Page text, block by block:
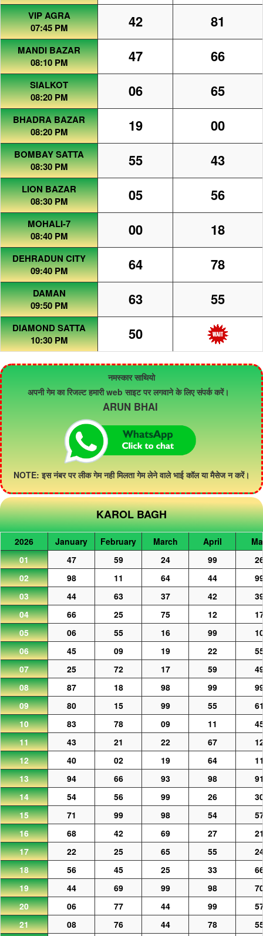
VIP AGRA
07:45 PM
42 81
MANDI BAZAR
08:10 PM
47 66
SIALKOT
08:20 PM
06 65
BHADRA BAZAR
08:20 PM
19 00
BOMBAY SATTA
08:30 PM
55 43
LION BAZAR
08:30 PM
05 56
MOHALI-7
08:40 PM
00 18
DEHRADUN CITY
09:40 PM
64 78
DAMAN
09:50 PM
63 55
DIAMOND SATTA
10:30 PM
50
नमस्कार साथियो
अपनी गेम का रिजल्ट हमारी web साइट पर लगवाने के लिए संपर्क करें।
ARUN BHAI
NOTE: इस नंबर पर लीक गेम नही मिलता गेम लेने वाले भाई कॉल या मैसेज न करें।
KAROL BAGH
2026 January February March April
01
47 59 24 99
02
98 11 64 44
03
44 63 37 42
04
66 25 75 12
05
06 55 16 99
06
45 09 19 22
07
25 72 17 59
08
87 18 98 99
09
80 15 99 55
10
83 78 09 11
11
43 21 22 67
12
40 02 19 64
13
94 66 93 98
14
54 56 99 26
15
71 99 98 54
16
68 42 69 27
17
22 25 65 55
18
56 45 25 33
19
44 69 99 98
20
06 77 44 99
21
08 76 44 78